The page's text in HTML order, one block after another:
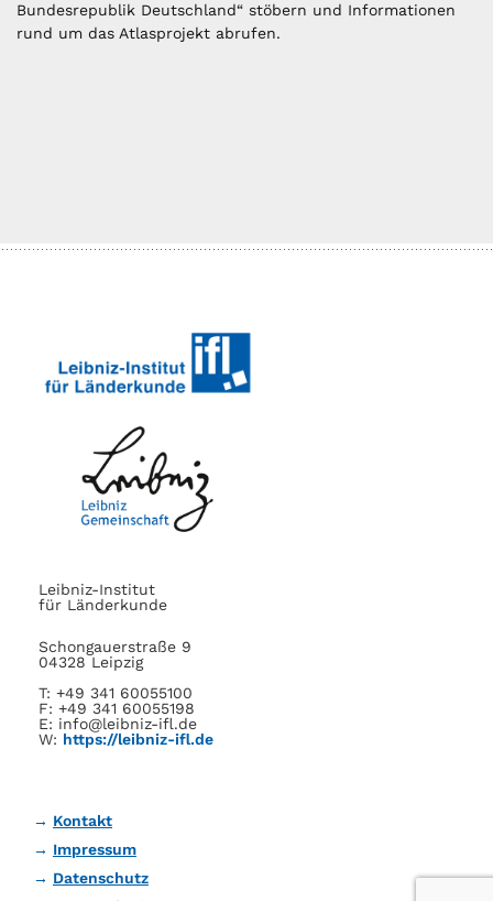
Bundesrepublik Deutschland“ stöbern und Informationen
rund um das Atlasprojekt abrufen.
Leibniz-Institut
für Länderkunde
Schongauerstraße 9
04328 Leipzig
T: +49 341 60055100
F: +49 341 60055198
E: info@leibniz-ifl.de
W: https://leibniz-ifl.de
Kontakt
Impressum
Datenschutz